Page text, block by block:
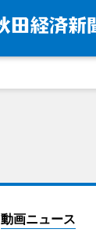
動画ニュース